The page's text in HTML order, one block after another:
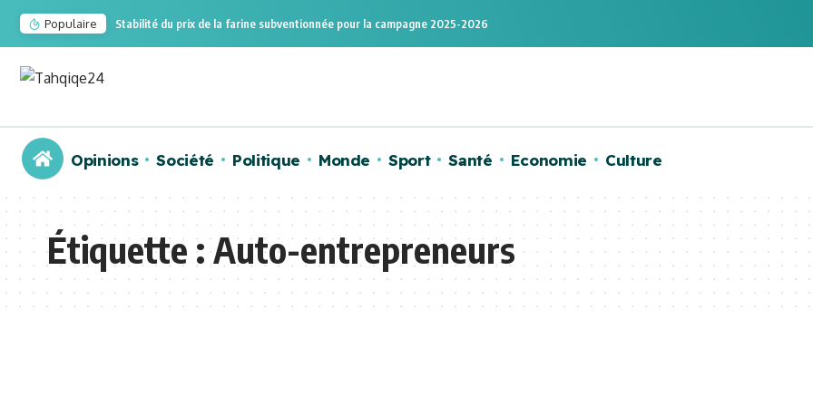
Populaire Stabilité du prix de la farine subventionnée pour la campagne 2025-2026
Opinions Société Politique Monde Sport Santé Economie Culture
Étiquette :Auto-entrepreneurs